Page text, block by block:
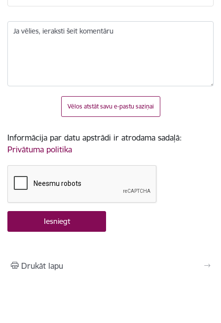
Ja vēlies, ieraksti šeit komentāru
Vēlos atstāt savu e-pastu saziņai
Informācija par datu apstrādi ir atrodama sadaļā:
Privātuma politika
Drukāt lapu